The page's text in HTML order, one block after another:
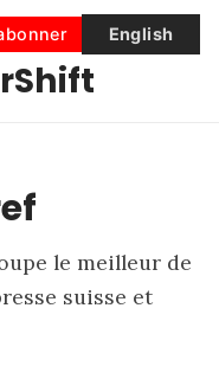
English
le meilleur de
suisse et